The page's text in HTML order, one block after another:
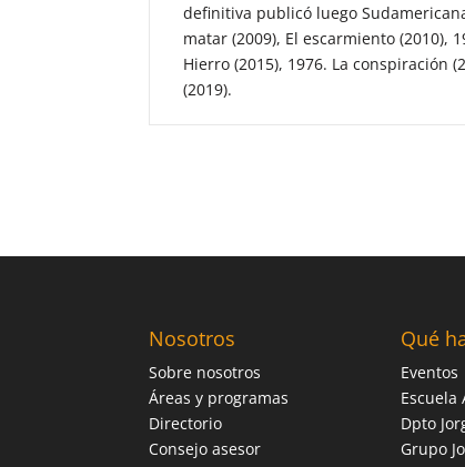
definitiva publicó luego
matar (2009), El escarmiento (2010),
Hierro (2015), 1976. La conspiración
(2019).
Nosotros
Sobre nosotros
Áreas y programas
Directorio
Consejo asesor
Qué
Eventos
Escuela
Dpto
Grupo